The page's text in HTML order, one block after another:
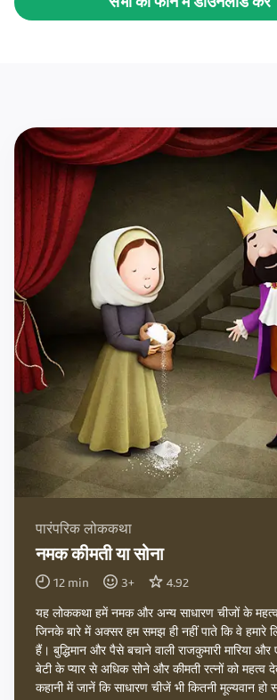
पारंपरिक लोककथा
नमक कीमती या सोना
12 min 3+ 4.92
यह लोककथा हमें नमक और अन्य साधारण चीजों के महत्व
जिनके बारे में अक्सर हम समझ ही नहीं पाते कि वे हमारे
हैं। बुद्धिमान और पैसे बचाने वाली राजकुमारी मारिया
बेटी के प्यार से अधिक सोने और कीमती रत्नों को महत्व
कहानी में जानें कि साधारण चीजें भी कितनी मूल्यवान हो